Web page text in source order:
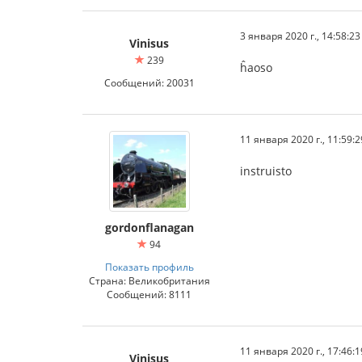
Vinisus
239
Сообщений: 20031
3 января 2020 г., 14:58:23
ĥaoso
gordonflanagan
94
Показать профиль
Страна: Великобритания
Сообщений: 8111
11 января 2020 г.,
instruisto
Vinisus 11 января 2020 г.,